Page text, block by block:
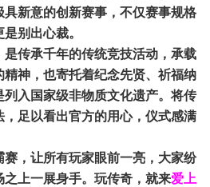
新意的创新赛事，不仅赛事规格
别出心裁。
传承千年的传统竞技活动，承载
神，也寄托着纪念先贤、祈福纳
入国家级非物质文化遗产。将传
足以看出官方的用心，仪式感满
，让所有玩家眼前一亮，大家纷
上一展身手。玩传奇，就来爱上